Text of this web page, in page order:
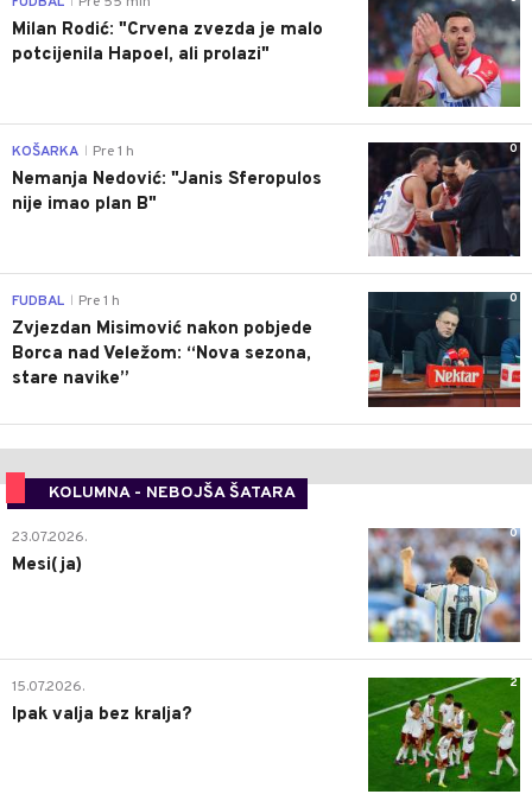
Milan Rodić: "Crvena zvezda je malo
potcijenila Hapoel, ali prolazi"
0
KOŠARKA Pre 1 h
Nemanja Nedović: "Janis Sferopulos
nije imao plan B"
0
FUDBAL Pre 1 h
Zvjezdan Misimović nakon pobjede
Borca nad Veležom: “Nova sezona,
stare navike”
KOLUMNA - NEBOJŠA ŠATARA
0
23.07.2026.
Mesi(ja)
2
15.07.2026.
Ipak valja bez kralja?